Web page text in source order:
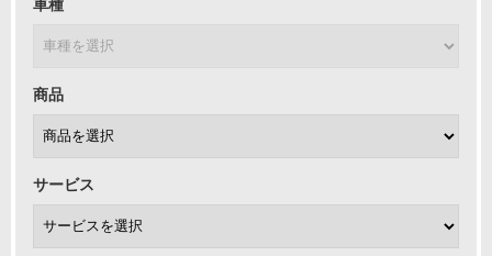
車種
商品
サービス